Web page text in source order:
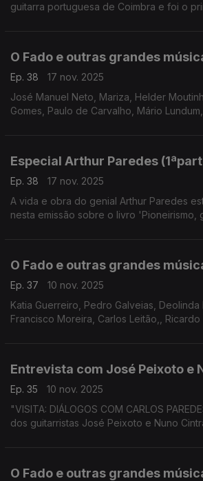
guitarra portuguesa de Coimbra e foi o
O Fado e outras grandes
Ep. 38
17 nov. 2025
José Manuel Neto, Mariza, Helder
Gomes, Paulo de Carvalho, Mário
Especial Arthur Paredes
Ep. 38
17 nov. 2025
A vida e obra do genial Arthur Paredes
nesta emissão sobre o livro 'Pioneirismo,
O Fado e outras grandes
Ep. 37
10 nov. 2025
Katia Guerreiro, Pedro Galveias, Deolinda
Francisco Moreira, Carlos Leitão,, Ricardo
Entrevista com José Peixoto e
Ep. 35
10 nov. 2025
"VISITA: DIÁLOGOS COM CARLOS
dos guitarristas José Peixoto e Nuno
O Fado e outras grandes